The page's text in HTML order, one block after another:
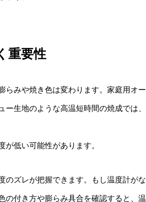
重要性
らみや焼き色は変わります。家庭用オー
生地のような高温短時間の焼成では、
低い可能性があります。
のズレが把握できます。もし温度計がな
の付き方や膨らみ具合を確認すると、温